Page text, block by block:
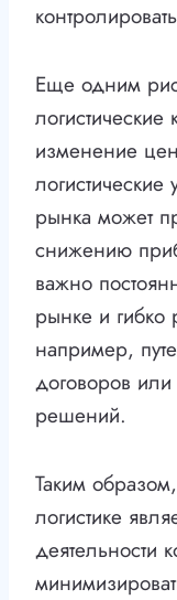
Еще одним
изменение
рынка может
снижению
важно
рынке и гибко
например,
договоров или
решений.
Таким
логистике
деятельности